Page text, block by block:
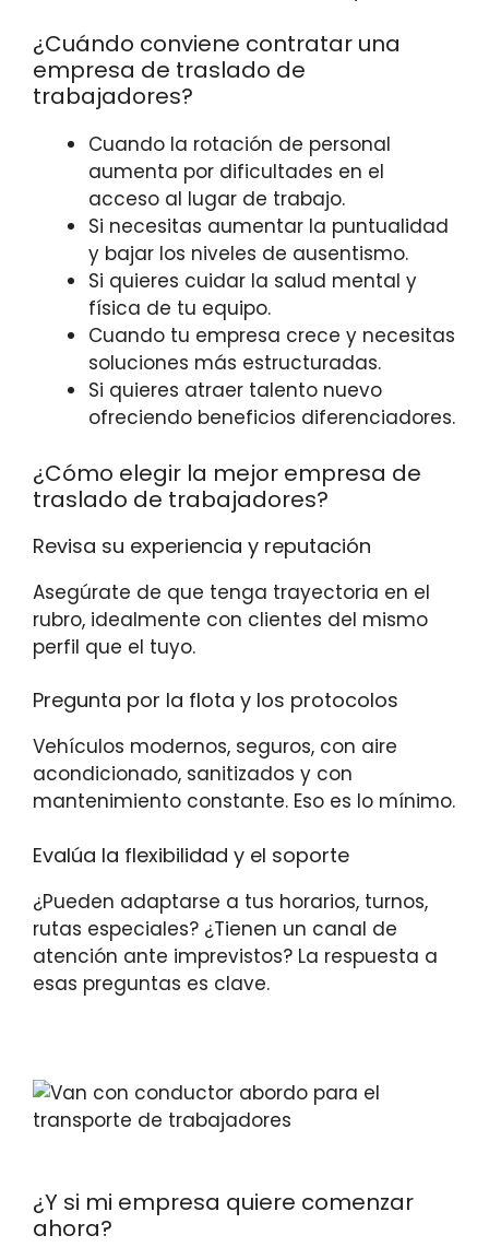
¿Cuándo conviene contratar una
empresa de traslado de
trabajadores?
Cuando la rotación de personal
aumenta por dificultades en el
acceso al lugar de trabajo.
Si necesitas aumentar la puntualidad
y bajar los niveles de ausentismo.
Si quieres cuidar la salud mental y
física de tu equipo.
Cuando tu empresa crece y necesitas
soluciones más estructuradas.
Si quieres atraer talento nuevo
ofreciendo beneficios diferenciadores.
¿Cómo elegir la mejor empresa de
traslado de trabajadores?
Revisa su experiencia y reputación
Asegúrate de que tenga trayectoria en el
rubro, idealmente con clientes del mismo
perfil que el tuyo.
Pregunta por la flota y los protocolos
Vehículos modernos, seguros, con aire
acondicionado, sanitizados y con
mantenimiento constante. Eso es lo mínimo.
Evalúa la flexibilidad y el soporte
¿Pueden adaptarse a tus horarios, turnos,
rutas especiales? ¿Tienen un canal de
atención ante imprevistos? La respuesta a
esas preguntas es clave.
¿Y si mi empresa quiere comenzar
ahora?